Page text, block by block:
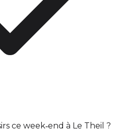
ce week‑end à Le Theil ?